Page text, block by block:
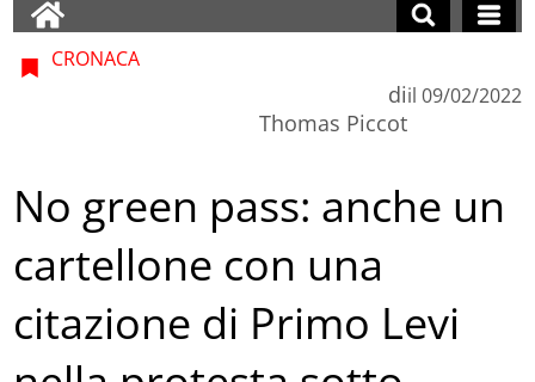
CRONACA
di
Thomas Piccot
il 09/02/2022
No green pass: anche un
cartellone con una
citazione di Primo Levi